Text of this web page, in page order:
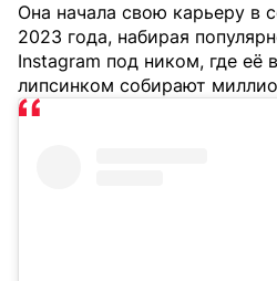
Она начала свою карьеру в
2023 года, набирая
Instagram под ником, где её
липсинком собирают